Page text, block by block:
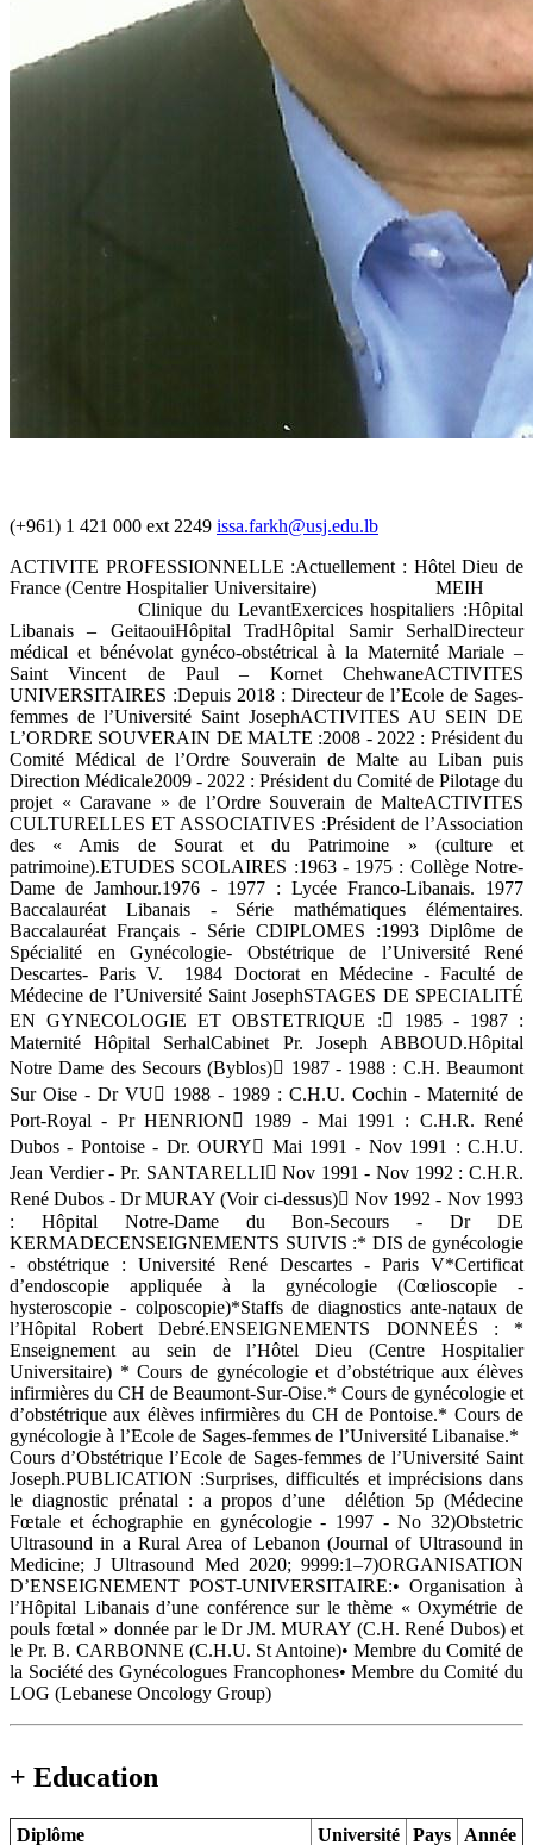
(+961) 1 421 000 ext 2249 issa.farkh@usj.edu.lb
ACTIVITE PROFESSIONNELLE :Actuellement : Hôtel Dieu de
France (Centre Hospitalier Universitaire) MEIH
Clinique du LevantExercices hospitaliers :Hôpital
Libanais – GeitaouiHôpital TradHôpital Samir SerhalDirecteur
médical et bénévolat gynéco-obstétrical à la Maternité Mariale –
Saint Vincent de Paul – Kornet ChehwaneACTIVITES
UNIVERSITAIRES :Depuis 2018 : Directeur de l’Ecole de Sages-
femmes de l’Université Saint JosephACTIVITES AU SEIN DE
L’ORDRE SOUVERAIN DE MALTE :2008 - 2022 : Président du
Comité Médical de l’Ordre Souverain de Malte au Liban puis
Direction Médicale2009 - 2022 : Président du Comité de Pilotage du
projet « Caravane » de l’Ordre Souverain de MalteACTIVITES
CULTURELLES ET ASSOCIATIVES :Président de l’Association
des « Amis de Sourat et du Patrimoine » (culture et
patrimoine).ETUDES SCOLAIRES :1963 - 1975 : Collège Notre-
Dame de Jamhour.1976 - 1977 : Lycée Franco-Libanais. 1977
Baccalauréat Libanais - Série mathématiques élémentaires.
Baccalauréat Français - Série CDIPLOMES :1993 Diplôme de
Spécialité en Gynécologie- Obstétrique de l’Université René
Descartes- Paris V. 1984 Doctorat en Médecine - Faculté de
Médecine de l’Université Saint JosephSTAGES DE SPECIALITÉ
EN GYNECOLOGIE ET OBSTETRIQUE : 1985 - 1987 :
Maternité Hôpital SerhalCabinet Pr. Joseph ABBOUD.Hôpital
Notre Dame des Secours (Byblos) 1987 - 1988 : C.H. Beaumont
Sur Oise - Dr VU 1988 - 1989 : C.H.U. Cochin - Maternité de
Port-Royal - Pr HENRION 1989 - Mai 1991 : C.H.R. René
Dubos - Pontoise - Dr. OURY Mai 1991 - Nov 1991 : C.H.U.
Jean Verdier - Pr. SANTARELLI Nov 1991 - Nov 1992 : C.H.R.
René Dubos - Dr MURAY (Voir ci-dessus) Nov 1992 - Nov 1993
: Hôpital Notre-Dame du Bon-Secours - Dr DE
KERMADECENSEIGNEMENTS SUIVIS :* DIS de gynécologie
- obstétrique : Université René Descartes - Paris V*Certificat
d’endoscopie appliquée à la gynécologie (Cœlioscopie -
hysteroscopie - colposcopie)*Staffs de diagnostics ante-nataux de
l’Hôpital Robert Debré.ENSEIGNEMENTS DONNEÉS : *
Enseignement au sein de l’Hôtel Dieu (Centre Hospitalier
Universitaire) * Cours de gynécologie et d’obstétrique aux élèves
infirmières du CH de Beaumont-Sur-Oise.* Cours de gynécologie et
d’obstétrique aux élèves infirmières du CH de Pontoise.* Cours de
gynécologie à l’Ecole de Sages-femmes de l’Université Libanaise.*
Cours d’Obstétrique l’Ecole de Sages-femmes de l’Université Saint
Joseph.PUBLICATION :Surprises, difficultés et imprécisions dans
le diagnostic prénatal : a propos d’une délétion 5p (Médecine
Fœtale et échographie en gynécologie - 1997 - No 32)Obstetric
Ultrasound in a Rural Area of Lebanon (Journal of Ultrasound in
Medicine; J Ultrasound Med 2020; 9999:1–7)ORGANISATION
D’ENSEIGNEMENT POST-UNIVERSITAIRE:• Organisation à
l’Hôpital Libanais d’une conférence sur le thème « Oxymétrie de
pouls fœtal » donnée par le Dr JM. MURAY (C.H. René Dubos) et
le Pr. B. CARBONNE (C.H.U. St Antoine)• Membre du Comité de
la Société des Gynécologues Francophones• Membre du Comité du
LOG (Lebanese Oncology Group)
+ Education
Diplôme Université Pays Année